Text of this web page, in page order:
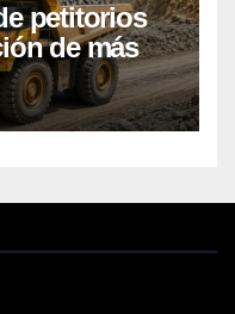
petitorios
de más
explorar